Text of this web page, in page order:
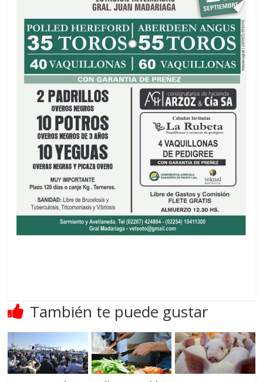
También te puede gustar